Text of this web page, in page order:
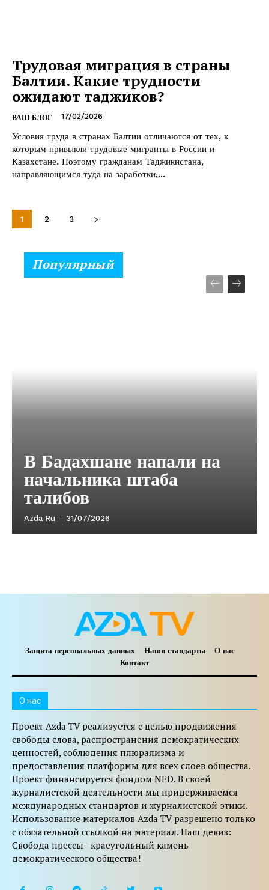
Трудовая миграция в страны
Балтии. Какие трудности
ожидают таджиков?
ВАШ БЛОГ 17/02/2026
Условия труда в странах Балтии отличаются от тех, к
которым привыкли трудовые мигранты в России и
Казахстане. Поэтому гражданам Таджикистана,
направляющимся туда на заработки,...
1 2 3
Популярный
В Бадахшане напали на
начальника штаба
талибов
Azda Ru - 31/07/2026
Защита персональных данных Наши стандарты
О нас
Контакт
O нас
Проект Azda TV реализуется с целью продвижения
свободы слова, распространения демократических
ценностей, соблюдения плюрализма и
предоставления платформы для всех слоев общества.
Проект финансируется фондом NED. В своей
журналистской деятельности мы придерживаемся
международных стандартов и журналистской этики.
Использование материалов Azda TV разрешено только
с обязательной ссылкой на материал. Наш девиз:
Свобода прессы– краеугольный камень
демократического общества!